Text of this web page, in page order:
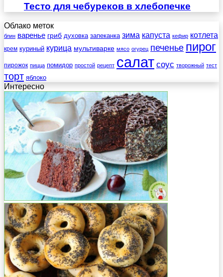
Тесто для чебуреков в хлебопечке
Облако меток
блин варенье гриб духовка запеканка зима капуста кефир котлета
крем куриный курица мультиварке мясо огурец печенье пирог
пирожок пицца помидор простой рецепт салат соус творожный тест
торт яблоко
Интересно